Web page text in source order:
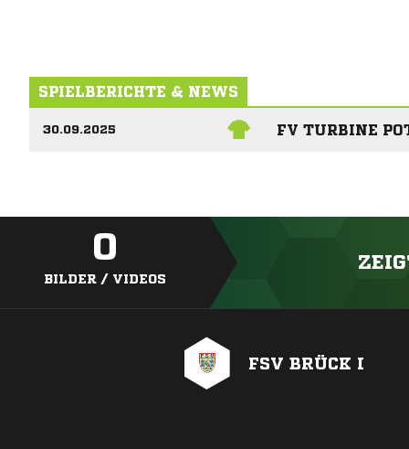
SPIELBERICHTE & NEWS
30.09.2025 FV TURBINE
0
BILDER / VIDEOS
FSV BRÜCK I